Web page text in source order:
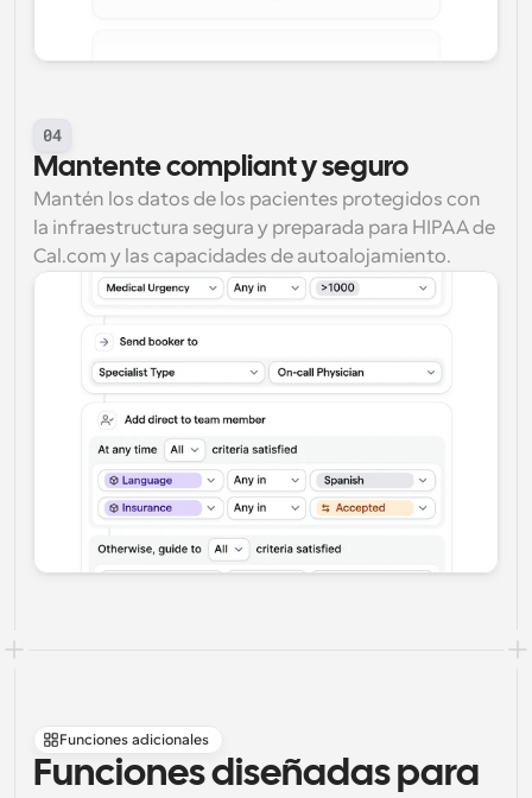
04
Mantente compliant y seguro
Mantén los datos de los pacientes protegidos con
la infraestructura segura y preparada para HIPAA de
Cal.com y las capacidades de autoalojamiento.
Funciones adicionales
Funciones diseñadas para